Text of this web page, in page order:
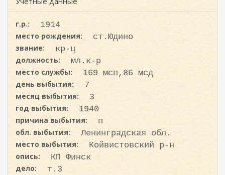
и
г.р.:
1914
место рождения:
ст.Юдино
звание:
кр-ц
должность:
мл.к-р
место службы:
169 мсп,86 мсд
день выбытия:
7
месяц выбытия:
3
год выбытия:
1940
причина выбытия:
п
обл. выбытия:
Ленинградская обл.
место выбытия:
Койвистовский р-н
опись:
КП Финск
дело:
т.3